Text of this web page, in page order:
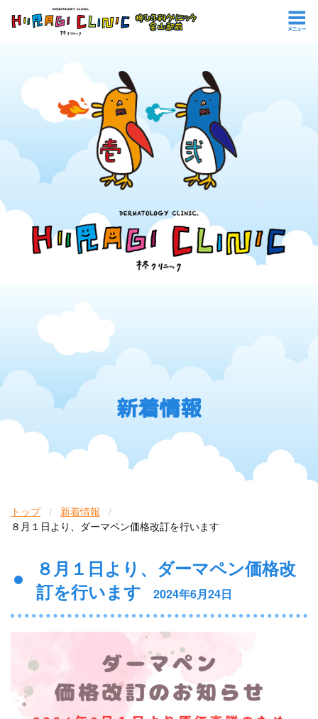
新着情報
トップ
新着情報
８月１日より、ダーマペン価格改訂を行います
８月１日より、ダーマペン価格改
訂を行います
2024年6月24日